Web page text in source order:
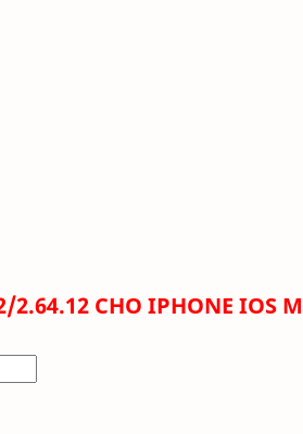
2.64.12 CHO IPHONE IOS